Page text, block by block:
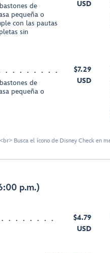
de
pequeña o
con las pautas
sin
USD
de
pequeña o
$7.29
USD
Busca el ícono de Disney Check en
p.m.)
$4.79
USD